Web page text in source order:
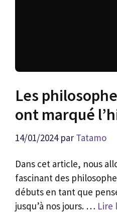
Les
ont marqué
14/01/2024 par Tatamo
Dans cet article, nous
fascinant des
débuts en tant que
jusqu’à nos jours. … Lire